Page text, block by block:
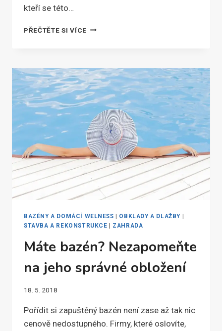
kteří se této…
PŘEČTĚTE SI VÍCEZAPOMEŇTE
ZAČNĚTE
SAUNOVAT!
BAZÉNY A DOMÁCÍ WELNESS OBKLADY A DLAŽBY
STAVBA A REKONSTRUKCE
ZAHRADA
Máte bazén? Nezapomeňte
na jeho správné obložení
18. 5. 2018
Pořídit si zapuštěný bazén není zase až tak nic
cenově nedostupného. Firmy, které oslovíte,